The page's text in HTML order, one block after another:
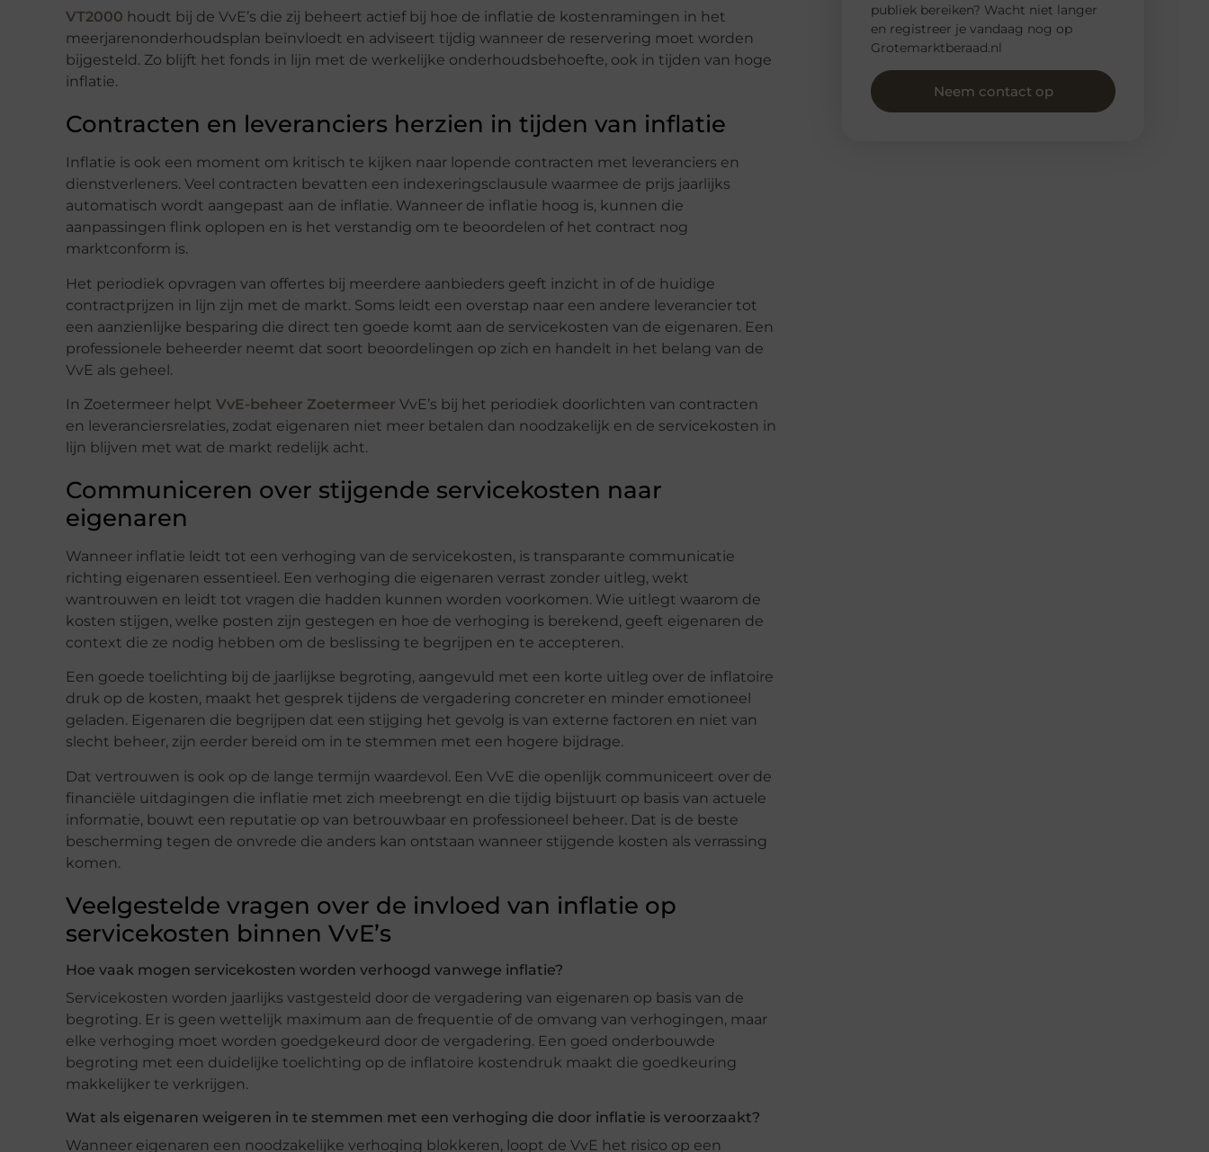
VT2000 houdt bij de VvE’s die zij beheert actief bij hoe de inflatie de kostenramingen in het
meerjarenonderhoudsplan beïnvloedt en adviseert tijdig wanneer de reservering moet worden
bijgesteld. Zo blijft het fonds in lijn met de werkelijke onderhoudsbehoefte, ook in tijden van hoge
inflatie.
Contracten en leveranciers herzien in tijden van inflatie
Inflatie is ook een moment om kritisch te kijken naar lopende contracten met leveranciers en
dienstverleners. Veel contracten bevatten een indexeringsclausule waarmee de prijs jaarlijks
automatisch wordt aangepast aan de inflatie. Wanneer de inflatie hoog is, kunnen die
aanpassingen flink oplopen en is het verstandig om te beoordelen of het contract nog
marktconform is.
Het periodiek opvragen van offertes bij meerdere aanbieders geeft inzicht in of de huidige
contractprijzen in lijn zijn met de markt. Soms leidt een overstap naar een andere leverancier tot
een aanzienlijke besparing die direct ten goede komt aan de servicekosten van de eigenaren. Een
professionele beheerder neemt dat soort beoordelingen op zich en handelt in het belang van de
VvE als geheel.
In Zoetermeer helpt VvE-beheer Zoetermeer VvE’s bij het periodiek doorlichten van contracten
en leveranciersrelaties, zodat eigenaren niet meer betalen dan noodzakelijk en de servicekosten in
lijn blijven met wat de markt redelijk acht.
Communiceren over stijgende servicekosten naar
eigenaren
Wanneer inflatie leidt tot een verhoging van de servicekosten, is transparante communicatie
richting eigenaren essentieel. Een verhoging die eigenaren verrast zonder uitleg, wekt
wantrouwen en leidt tot vragen die hadden kunnen worden voorkomen. Wie uitlegt waarom de
kosten stijgen, welke posten zijn gestegen en hoe de verhoging is berekend, geeft eigenaren de
context die ze nodig hebben om de beslissing te begrijpen en te accepteren.
Een goede toelichting bij de jaarlijkse begroting, aangevuld met een korte uitleg over de inflatoire
druk op de kosten, maakt het gesprek tijdens de vergadering concreter en minder emotioneel
geladen. Eigenaren die begrijpen dat een stijging het gevolg is van externe factoren en niet van
slecht beheer, zijn eerder bereid om in te stemmen met een hogere bijdrage.
Dat vertrouwen is ook op de lange termijn waardevol. Een VvE die openlijk communiceert over de
financiële uitdagingen die inflatie met zich meebrengt en die tijdig bijstuurt op basis van actuele
informatie, bouwt een reputatie op van betrouwbaar en professioneel beheer. Dat is de beste
bescherming tegen de onvrede die anders kan ontstaan wanneer stijgende kosten als verrassing
komen.
Veelgestelde vragen over de invloed van inflatie op
servicekosten binnen VvE’s
Hoe vaak mogen servicekosten worden verhoogd vanwege inflatie?
Servicekosten worden jaarlijks vastgesteld door de vergadering van eigenaren op basis van de
begroting. Er is geen wettelijk maximum aan de frequentie of de omvang van verhogingen, maar
elke verhoging moet worden goedgekeurd door de vergadering. Een goed onderbouwde
begroting met een duidelijke toelichting op de inflatoire kostendruk maakt die goedkeuring
makkelijker te verkrijgen.
Wat als eigenaren weigeren in te stemmen met een verhoging die door inflatie is veroorzaakt?
Wanneer eigenaren een noodzakelijke verhoging blokkeren, loopt de VvE het risico op een
publiek bereiken? Wacht niet langer
en registreer je vandaag nog op
Grotemarktberaad.nl
Neem contact op